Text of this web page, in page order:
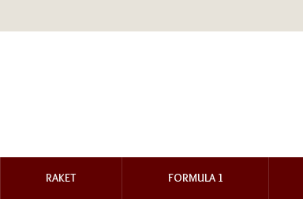
RAKET FORMULA 1